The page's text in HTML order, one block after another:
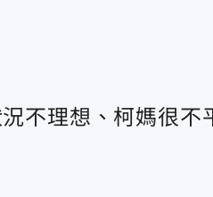
不理想、柯媽很不